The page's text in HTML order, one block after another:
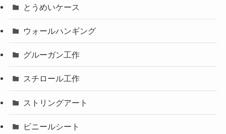
とうめいケース
ウォールハンギング
グルーガン工作
スチロール工作
ストリングアート
ビニールシート